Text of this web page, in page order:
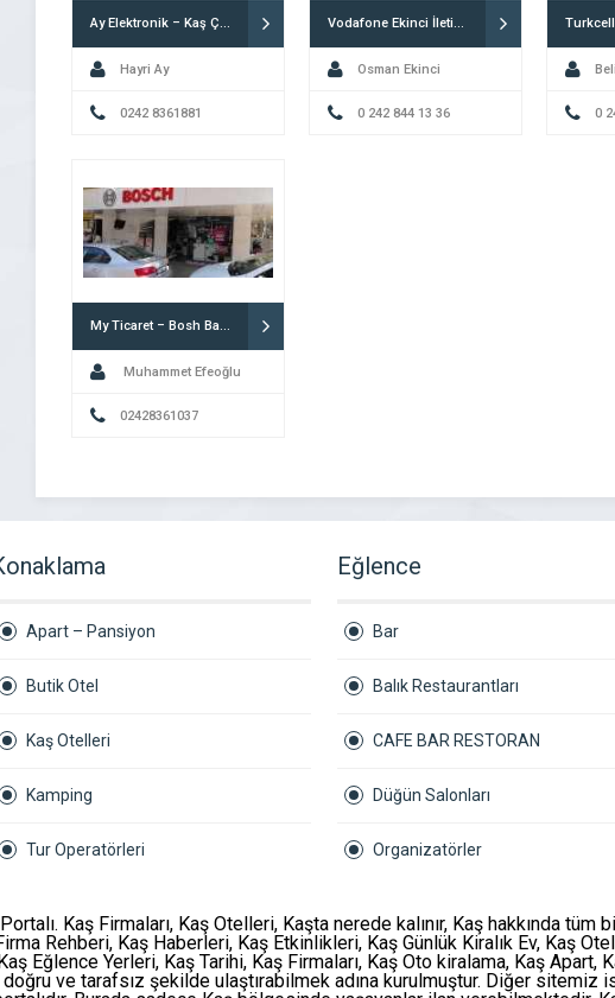
Ay Elektronik – Kaş Çilingir
Hayri Ay
0242 8361881
Vodafone Ekinci İletişim
Osman Ekinci
0 242 844 13 36 0
My Ticaret – Bosh Bayisi
Muhammet Efeoğlu
02428361037
Apart – Pansiyon
Butik Otel
Kaş Otelleri
Kamping
Tur Operatörleri
Eğlence
Bar
Balık Restaurantları
CAFE BAR RESTORAN
Düğün Salonları
Organizatörler
Kaş Firmaları, Kaş Otelleri, Kaşta nerede kalınır, Kaş hakkında
Rehberi, Kaş Haberleri, Kaş Etkinlikleri, Kaş Günlük Kiralık Ev, Kaş
Eğlence Yerleri, Kaş Tarihi, Kaş Firmaları, Kaş Oto kiralama, Kaş Apart,
ve tarafsız şekilde ulaştırabilmek adına kurulmuştur. Diğer sitemiz